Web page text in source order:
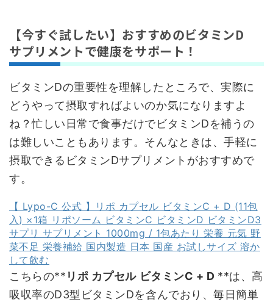
【今すぐ試したい】おすすめのビタミンD
サプリメントで健康をサポート！
ビタミンDの重要性を理解したところで、実際に
どうやって摂取すればよいのか気になりますよ
ね？忙しい日常で食事だけでビタミンDを補うの
は難しいこともあります。そんなときは、手軽に
摂取できるビタミンDサプリメントがおすすめで
す。
【 Lypo-C 公式 】リポ カプセル ビタミンC + D (11包
入) ×1箱 リポソーム ビタミンC ビタミンD ビタミンD3
サプリ サプリメント 1000mg / 1包あたり 栄養 元気 野
菜不足 栄養補給 国内製造 日本 国産 お試しサイズ 溶か
して飲む
こちらの** リポ カプセル ビタミンC + D **は、高
吸収率のD3型ビタミンDを含んでおり、毎日簡単